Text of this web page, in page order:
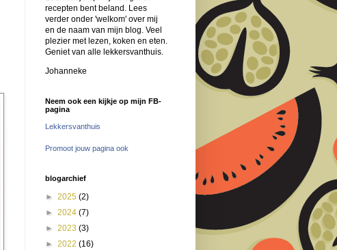
recepten bent beland. Lees
verder onder 'welkom' over mij
en de naam van mijn blog. Veel
plezier met lezen, koken en eten.
Geniet van alle lekkersvanthuis.
Johanneke
Neem ook een kijkje op mijn FB-
pagina
Lekkersvanthuis
Promoot jouw pagina ook
blogarchief
► 2025 (2)
► 2024 (7)
► 2023 (3)
► 2022 (16)